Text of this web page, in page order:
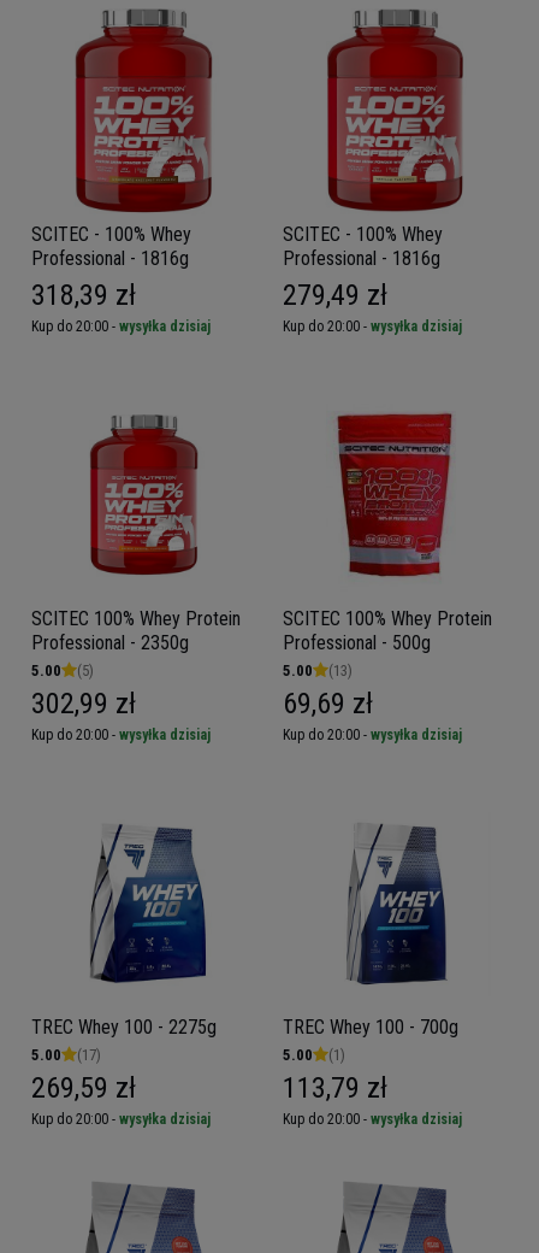
SCITEC - 100% Whey
Professional - 1816g
318,39 zł
Kup do 20:00 - wysyłka dzisiaj
SCITEC - 100% Whey
Professional - 1816g
279,49 zł
Kup do 20:00 - wysyłka dzisiaj
SCITEC 100% Whey Protein
Professional - 2350g
5.00 (5)
302,99 zł
Kup do 20:00 - wysyłka dzisiaj
SCITEC 100% Whey Protein
Professional - 500g
5.00 (13)
69,69 zł
Kup do 20:00 - wysyłka dzisiaj
TREC Whey 100 - 2275g
5.00 (17)
269,59 zł
Kup do 20:00 - wysyłka dzisiaj
TREC Whey 100 - 700g
5.00 (1)
113,79 zł
Kup do 20:00 - wysyłka dzisiaj